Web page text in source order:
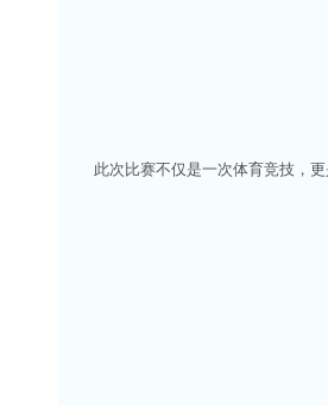
此次比赛不仅是一次体育竞技，